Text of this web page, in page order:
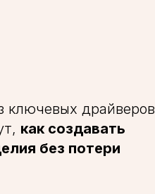
ключевых драйверов
как создавать
без потери